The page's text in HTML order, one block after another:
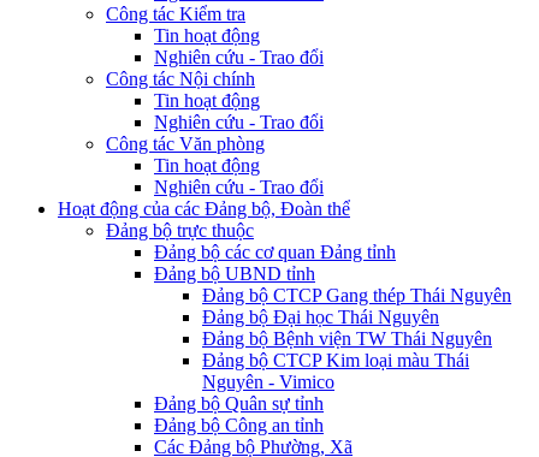
Công tác Kiểm tra
Tin hoạt động
Nghiên cứu - Trao đổi
Công tác Nội chính
Tin hoạt động
Nghiên cứu - Trao đổi
Công tác Văn phòng
Tin hoạt động
Nghiên cứu - Trao đổi
Hoạt động của các Đảng bộ, Đoàn thể
Đảng bộ trực thuộc
Đảng bộ các cơ quan Đảng tỉnh
Đảng bộ UBND tỉnh
Đảng bộ CTCP Gang thép Thái Nguyên
Đảng bộ Đại học Thái Nguyên
Đảng bộ Bệnh viện TW Thái Nguyên
Đảng bộ CTCP Kim loại màu Thái
Nguyên - Vimico
Đảng bộ Quân sự tỉnh
Đảng bộ Công an tỉnh
Các Đảng bộ Phường, Xã